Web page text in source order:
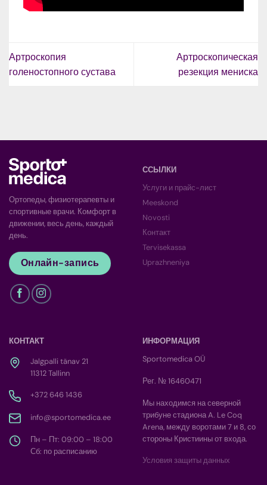
Артроскопия
голеностопного сустава
Артроскопическая
резекция мениска
Ортопеды, физиотерапевты и
спортивные врачи. Комфорт в
движении, весь день, каждый
день.
Онлайн-запись
ССЫЛКИ
Услуги и прайс-лист
Meeskond
Novosti
Контакт
Tervisekassa
Uprazhneniya
КОНТАКТ
Jalgpalli tänav 21
11312 Tallinn
+372 646 1436
info@sportomedica.ee
Пн – Пт: 09:00 – 18:00
Сб: по расписанию
ИНФОРМАЦИЯ
Sportomedica OÜ
Рег. № 16460471
Мы находимся на северной
трибуне стадиона A. Le Coq
Arena, между воротами 7 и 8, со
стороны Кристиины от входа.
Условия защиты данных